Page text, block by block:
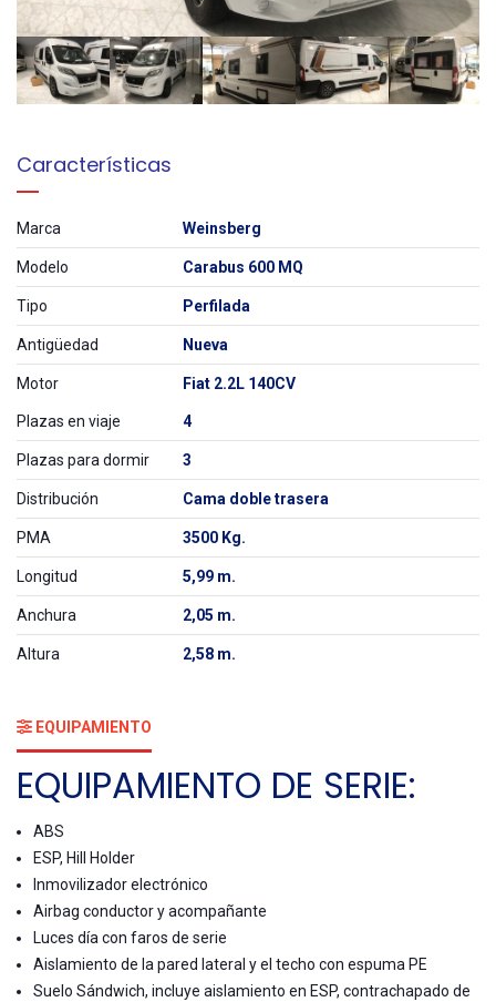
Características
Marca Weinsberg
Modelo Carabus 600 MQ
Tipo Perfilada
Antigüedad Nueva
Motor Fiat 2.2L 140CV
Plazas en viaje 4
Plazas para dormir 3
Distribución Cama doble trasera
PMA 3500 Kg.
Longitud 5,99 m.
Anchura 2,05 m.
Altura 2,58 m.
EQUIPAMIENTO
EQUIPAMIENTO DE SERIE:
ABS
ESP, Hill Holder
Inmovilizador electrónico
Airbag conductor y acompañante
Luces día con faros de serie
Aislamiento de la pared lateral y el techo con espuma PE
Suelo Sándwich, incluye aislamiento en ESP, contrachapado de